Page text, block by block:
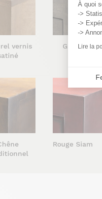
À quoi
->
->
->
Lire la
vernis
Gris vernis
Rouge Siam